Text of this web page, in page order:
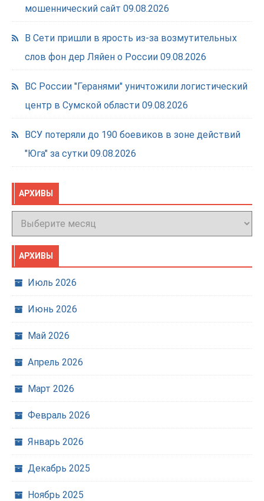
мошеннический сайт 09.08.2026
В Сети пришли в ярость из-за возмутительных
слов фон дер Ляйен о России 09.08.2026
ВС России "Геранями" уничтожили логистический
центр в Сумской области 09.08.2026
ВСУ потеряли до 190 боевиков в зоне действий
"Юга" за сутки 09.08.2026
АРХИВЫ
Архивы
АРХИВЫ
Июль 2026
Июнь 2026
Май 2026
Апрель 2026
Март 2026
Февраль 2026
Январь 2026
Декабрь 2025
Ноябрь 2025